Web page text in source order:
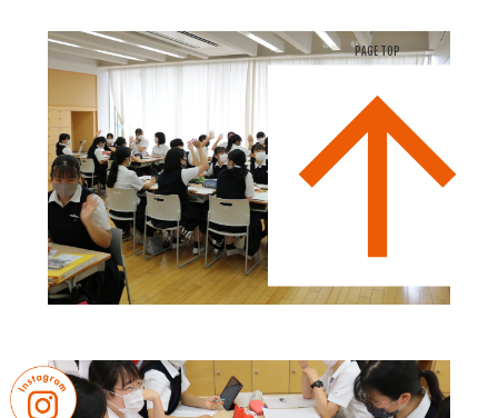
PAGE TOP